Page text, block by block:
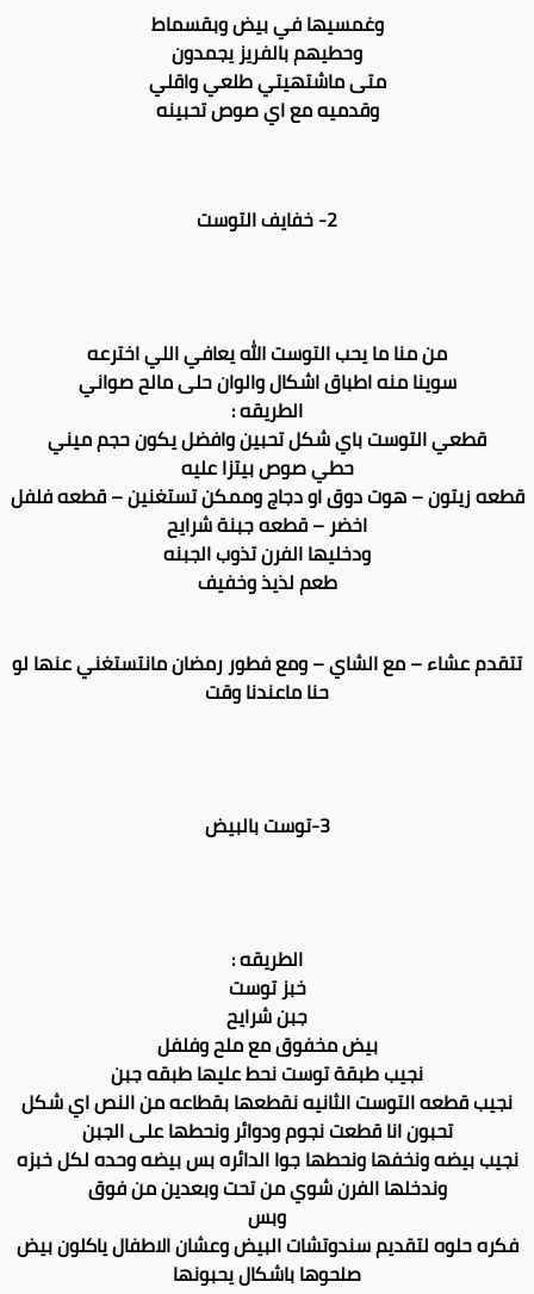
وغمسيها في بيض وبقسماط
وحطيهم بالفريز يجمدون
متى ماشتهيتي طلعي واقلي
وقدميه مع اي صوص تحبينه
2- خفايف التوست
من منا ما يحب التوست الله يعافي اللي اخترعه
سوينا منه اطباق اشكال والوان حلى مالح صواني
الطريقه :
قطعي التوست باي شكل تحبين وافضل يكون حجم ميني
حطي صوص بيتزا عليه
قطعه زيتون – هوت دوق او دجاج وممكن تستغنين – قطعه فلفل
اخضر – قطعه جبنة شرايح
ودخليها الفرن تذوب الجبنه
طعم لذيذ وخفيف
تتقدم عشاء – مع الشاي – ومع فطور رمضان مانتستغني عنها لو
حنا ماعندنا وقت
3-توست بالبيض
الطريقه :
خبز توست
جبن شرايح
بيض مخفوق مع ملح وفلفل
نجيب طبقة توست نحط عليها طبقه جبن
نجيب قطعه التوست الثانيه نقطعها بقطاعه من النص اي شكل
تحبون انا قطعت نجوم ودوائر ونحطها على الجبن
نجيب بيضه ونخفها ونحطها جوا الدائره بس بيضه وحده لكل خبزه
وندخلها الفرن شوي من تحت وبعدين من فوق
وبس
فكره حلوه لتقديم سندوتشات البيض وعشان الاطفال ياكلون بيض
صلحوها باشكال يحبونها